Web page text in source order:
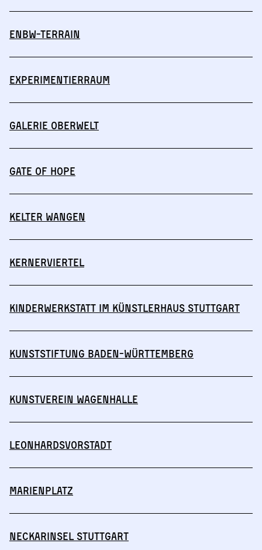
ENBW-Terrain
Experimentierraum
Galerie Oberwelt
Gate of Hope
Kelter Wangen
Kernerviertel
Kinderwerkstatt im Künstlerhaus Stuttgart
Kunststiftung Baden-Württemberg
Kunstverein Wagenhalle
Leonhardsvorstadt
Marienplatz
Neckarinsel Stuttgart